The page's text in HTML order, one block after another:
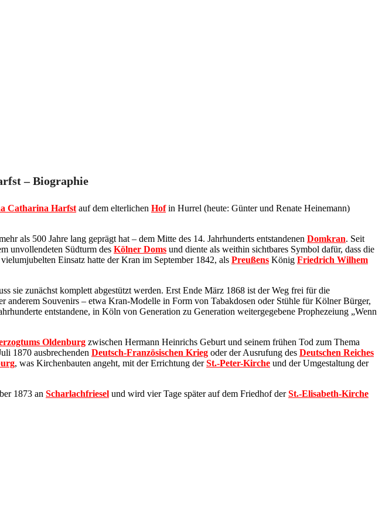
– Biographie
Catharina Harfst auf dem elterlichen Hofin Hurrel (heute: Günter und Renate Heinemann)
als 500 Jahre lang geprägt hat – dem Mitte des 14. Jahrhunderts entstandenen Domkran. Seit
unvollendeten Südturm des Kölner Doms und diente als weithin sichtbares Symbol dafür, dass die
Einsatz hatte der Kran im September 1842, als Preußens König Friedrich Wilhem
sie zunächst komplett abgestützt werden. Erst Ende März 1868 ist der Weg frei für die
Souvenirs – etwa Kran-Modelle in Form von Tabakdosen oder Stühle für Kölner Bürger,
entstandene, in Köln von Generation zu Generation weitergegebene Prophezeiung „Wenn
Oldenburg zwischen Hermann Heinrichs Geburt und seinem frühen Tod zum Thema
1870 ausbrechenden Deutsch-Französischen Krieg oder der Ausrufung des Deutschen Reiches
, was Kirchenbauten angeht, mit der Errichtung derSt.-Peter-Kirche und der Umgestaltung der
1873 an Scharlachfriesel und wird vier Tage später auf dem Friedhof derSt.-Elisabeth-Kirche